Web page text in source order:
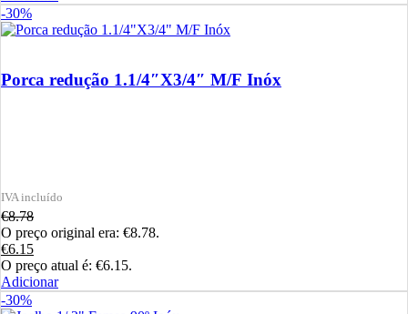
-30%
Porca redução 1.1/4″X3/4″ M/F Inóx
€8.78
O preço original era: €8.78.
€6.15
O preço atual é: €6.15.
Adicionar
-30%